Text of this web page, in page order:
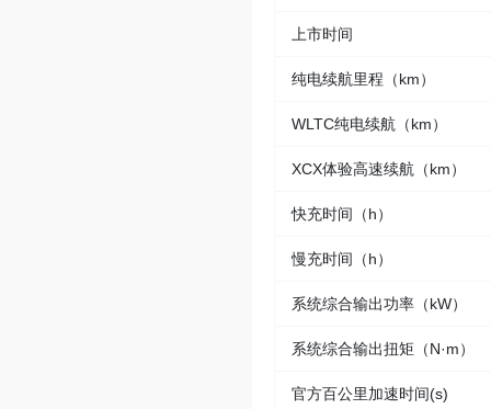
上市时间
纯电续航里程（km）
WLTC纯电续航（km）
XCX体验高速续航（km）
快充时间（h）
慢充时间（h）
系统综合输出功率（kW）
系统综合输出扭矩（N·m）
官方百公里加速时间(s)